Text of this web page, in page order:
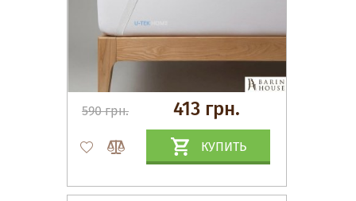
590 грн. 413 грн.
КУПИТЬ